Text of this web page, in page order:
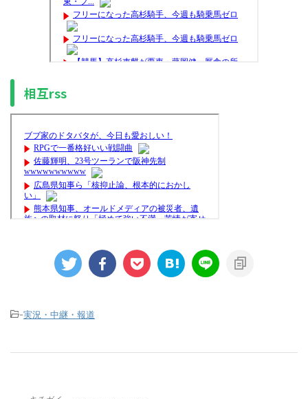
相互rss
-実況・中継・報道